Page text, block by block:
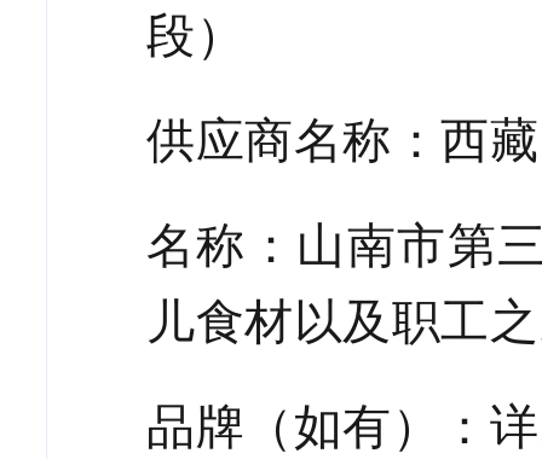
段）
供应商名称：西
名称：山南市第
儿食材以及职工
品牌（如有）：